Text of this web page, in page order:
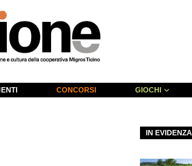
CONCORSI GIOCHI
IN EVIDENZA